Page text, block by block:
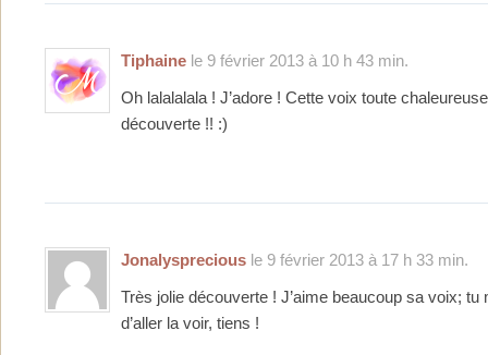
Tiphaine le 9 février 2013 à 10 h 43 min.
Oh lalalalala ! J’adore ! Cette voix toute
découverte !! :)
Jonalysprecious le 9 février 2013 à 17 h 33 min.
Très jolie découverte ! J’aime beaucoup sa voix; tu
d’aller la voir, tiens !